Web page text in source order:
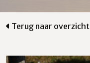
Terug naar overzicht